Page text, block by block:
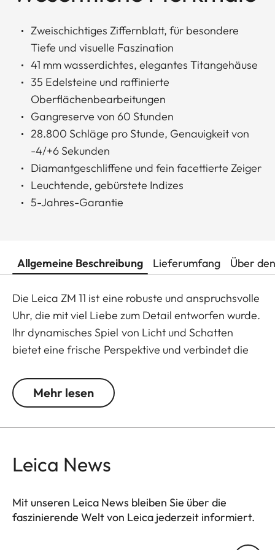
Zweischichtiges Ziffernblatt, für besondere
Tiefe und visuelle Faszination
41 mm wasserdichtes, elegantes Titangehäuse
35 Edelsteine und raffinierte
Oberflächenbearbeitungen
Gangreserve von 60 Stunden
28.800 Schläge pro Stunde, Genauigkeit von
-4/+6 Sekunden
Diamantgeschliffene und fein facettierte Zeiger
Leuchtende, gebürstete Indizes
5-Jahres-Garantie
Allgemeine Beschreibung Lieferumfang Über
Die Leica ZM 11 ist eine robuste und anspruchsvolle
Uhr, die mit viel Liebe zum Detail entworfen wurde.
Ihr dynamisches Spiel von Licht und Schatten
bietet eine frische Perspektive und verbindet die
Fotografie.
Die Uhr bietet präzise Zeitmessung und eine
Positionen gemessen wird, um eine optimale
Genauigkeit zu gewährleisten.
Mehr lesen
Leica News
Mit unseren Leica News bleiben Sie über die
faszinierende Welt von Leica jederzeit informiert.